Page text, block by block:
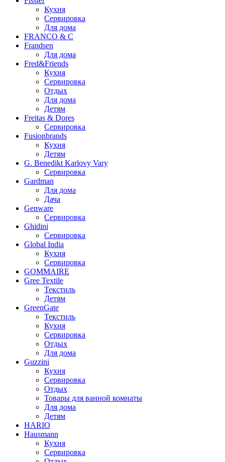
Кухня
Сервировка
Для дома
FRANCO & C
Frandsen
Для дома
Fred&Friends
Кухня
Сервировка
Отдых
Для дома
Детям
Freitas & Dores
Сервировка
Fusionbrands
Кухня
Детям
G. Benedikt Karlovy Vary
Сервировка
Gardman
Для дома
Дача
Genware
Сервировка
Ghidini
Сервировка
Global India
Кухня
Сервировка
GOMMAIRE
Gree Textile
Текстиль
Детям
GreenGate
Текстиль
Кухня
Сервировка
Отдых
Для дома
Guzzini
Кухня
Сервировка
Отдых
Товары для ванной комнаты
Для дома
Детям
HARIO
Hausmann
Кухня
Сервировка